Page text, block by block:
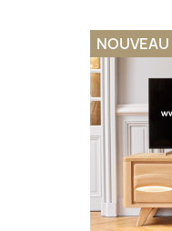
NOUVEAU